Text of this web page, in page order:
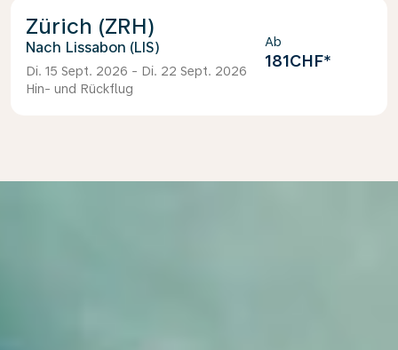
Zürich (ZRH)
Lissabon (LIS)
Di. 15 Sept. 2026 - Di. 22 Sept. 2026
Hin- und Rückflug
Ab
181CHF*